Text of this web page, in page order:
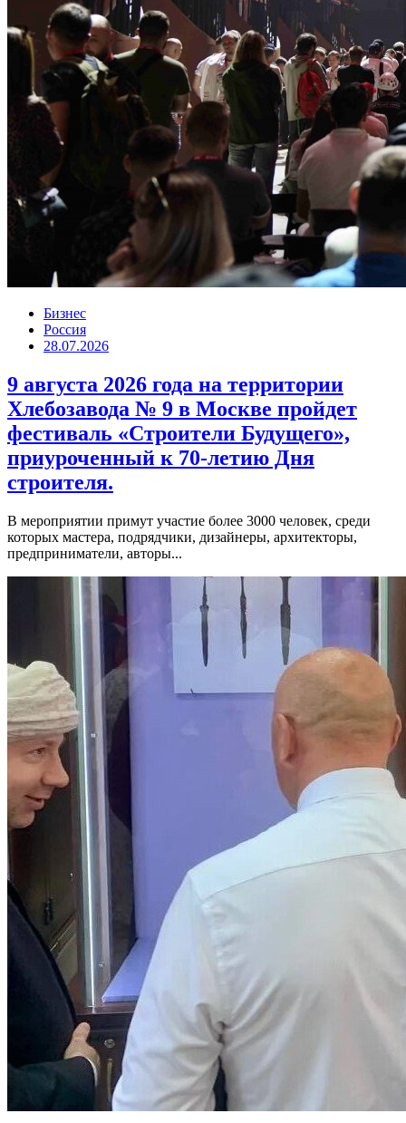
Бизнес
Россия
28.07.2026
9 августа 2026 года на территории
Хлебозавода № 9 в Москве пройдет
фестиваль «Строители Будущего»,
приуроченный к 70-летию Дня
строителя.
В мероприятии примут участие более 3000 человек, среди
которых мастера, подрядчики, дизайнеры, архитекторы,
предприниматели, авторы...